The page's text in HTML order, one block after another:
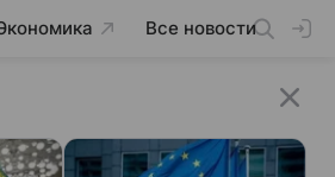
Все новости